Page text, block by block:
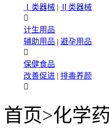
Ⅰ类器械 |
Ⅱ类器械

计生用品
辅助用品 | 避孕用品

保健食品
改善促进 | 排毒养颜

首页>化学